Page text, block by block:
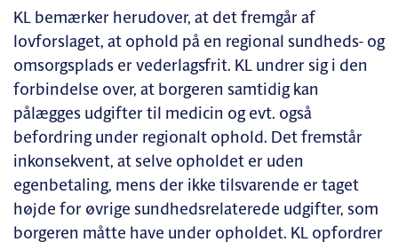
KL bemærker herudover, at det fremgår af
lovforslaget, at ophold på en regional sundheds- og
omsorgsplads er vederlagsfrit. KL undrer sig i den
forbindelse over, at borgeren samtidig kan
pålægges udgifter til medicin og evt. også
befordring under regionalt ophold. Det fremstår
inkonsekvent, at selve opholdet er uden
egenbetaling, mens der ikke tilsvarende er taget
højde for øvrige sundhedsrelaterede udgifter, som
borgeren måtte have under opholdet. KL opfordrer